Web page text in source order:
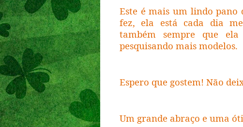
Este é mais um lindo
fez, ela está cada dia
também sempre que
pesquisando mais modelos.
Espero que gostem! Não
Um grande abraço e uma